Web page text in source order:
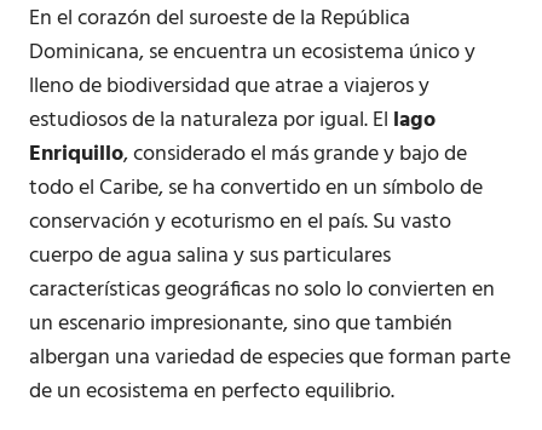
En el corazón del suroeste de la República
Dominicana, se encuentra un ecosistema único y
lleno de biodiversidad que atrae a viajeros y
estudiosos de la naturaleza por igual. El lago
Enriquillo, considerado el más grande y bajo de
todo el Caribe, se ha convertido en un símbolo de
conservación y ecoturismo en el país. Su vasto
cuerpo de agua salina y sus particulares
características geográficas no solo lo convierten en
un escenario impresionante, sino que también
albergan una variedad de especies que forman parte
de un ecosistema en perfecto equilibrio.